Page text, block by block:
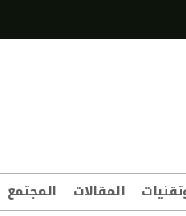
المقالات المجتمع